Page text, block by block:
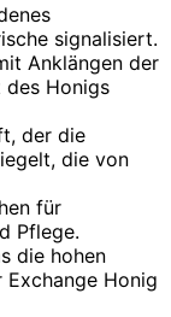
signalisiert.
Anklängen der
des Honigs
der die
die von
für
Pflege.
die hohen
Exchange Honig